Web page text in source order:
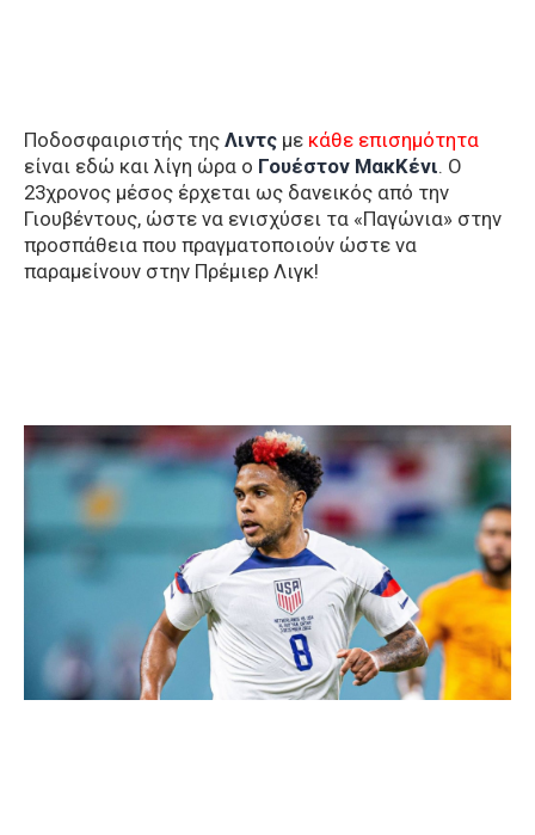
Ποδοσφαιριστής της Λιντς με κάθε επισημότητα
είναι εδώ και λίγη ώρα ο Γουέστον ΜακΚένι. Ο
23χρονος μέσος έρχεται ως δανεικός από την
Γιουβέντους, ώστε να ενισχύσει τα «Παγώνια» στην
προσπάθεια που πραγματοποιούν ώστε να
παραμείνουν στην Πρέμιερ Λιγκ!